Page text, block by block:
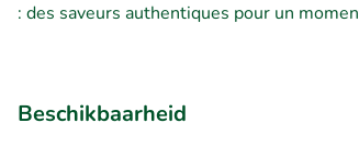
: des saveurs authentiques pour un
Beschikbaarheid